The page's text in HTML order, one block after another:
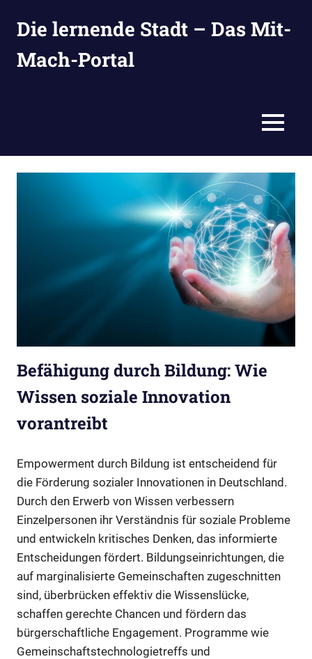
InhaltDie lernende Stadt – Das Mit-
Mach-Portal
MENÜ
Befähigung durch Bildung: Wie
Wissen soziale Innovation
vorantreibt
Empowerment durch Bildung ist entscheidend für
die Förderung sozialer Innovationen in Deutschland.
Durch den Erwerb von Wissen verbessern
Einzelpersonen ihr Verständnis für soziale Probleme
und entwickeln kritisches Denken, das informierte
Entscheidungen fördert. Bildungseinrichtungen, die
auf marginalisierte Gemeinschaften zugeschnitten
sind, überbrücken effektiv die Wissenslücke,
schaffen gerechte Chancen und fördern das
bürgerschaftliche Engagement. Programme wie
Gemeinschaftstechnologietreffs und